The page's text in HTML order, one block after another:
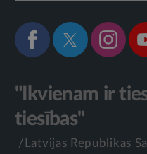
"Ikvienam ir
tiesības"
/Latvijas Republikas